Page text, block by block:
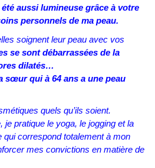
été aussi lumineuse grâce à votre
personnels de ma peau.
soignent leur peau avec vos
se sont débarrassées de la
dilatés…
sœur qui à 64 ans a une peau
quels qu’ils soient.
je pratique le yoga, le jogging et la
qui correspond totalement à mon
mes convictions en matière de